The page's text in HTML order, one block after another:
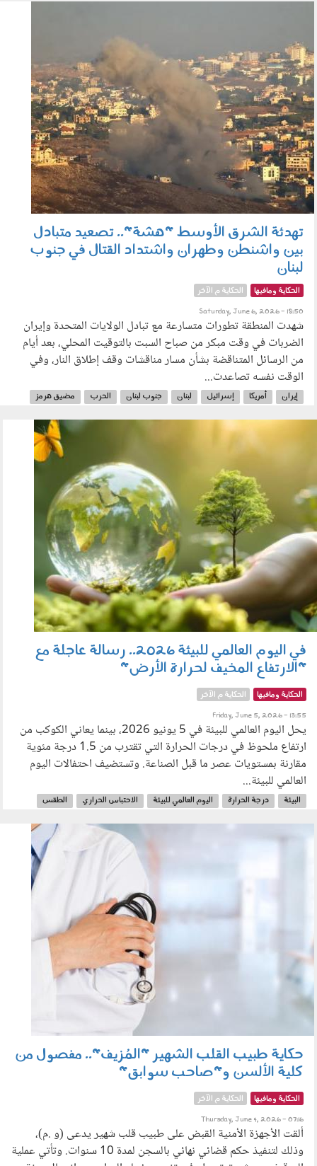
تهدئة الشرق الأوسط "هشة".. تصعيد متبادل
بين واشنطن وطهران واشتداد القتال في جنوب
لبنان
الحكاية ومافيها الحكاية م الآخر
Saturday, June 6, 2026 - 18:50
شهدت المنطقة تطورات متسارعة مع تبادل الولايات المتحدة وإيران
الضربات في وقت مبكر من صباح السبت بالتوقيت المحلي، بعد أيام
من الرسائل المتناقضة بشأن مسار مناقشات وقف إطلاق النار، وفي
الوقت نفسه تصاعدت...
إيران أمريكا إسرائيل لبنان جنوب لبنان الحرب مضيق هرمز
050601.jpg
في اليوم العالمي للبيئة 2026.. رسالة عاجلة مع
"الارتفاع المخيف لحرارة الأرض"
الحكاية ومافيها الحكاية م الآخر
Friday, June 5, 2026 - 13:55
يحل اليوم العالمي للبيئة في 5 يونيو 2026، بينما يعاني الكوكب من
ارتفاع ملحوظ في درجات الحرارة التي تقترب من 1.5 درجة مئوية
مقارنة بمستويات عصر ما قبل الصناعة. وتستضيف احتفالات اليوم
العالمي للبيئة...
البيئة درجة الحرارة اليوم العالمي للبيئة الاحتباس الحراري
الطقس
040604.jpg
حكاية طبيب القلب الشهير "المُزيف".. مفصول من
كلية الألسن و"صاحب سوابق"
الحكاية ومافيها الحكاية م الآخر
Thursday, June 4, 2026 - 07:16
ألقت الأجهزة الأمنية القبض على طبيب قلب شهير يدعى (و .م)،
وذلك لتنفيذ حكم قضائي نهائي بالسجن لمدة 10 سنوات. وتأتي عملية